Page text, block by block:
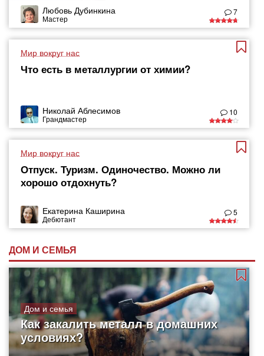
Любовь Дубинкина
Мастер
7
Мир вокруг нас
Что есть в металлургии от химии?
Николай Аблесимов
Грандмастер
10
Мир вокруг нас
Отпуск. Туризм. Одиночество. Можно ли
хорошо отдохнуть?
Екатерина Каширина
Дебютант
5
ДОМ И СЕМЬЯ
Дом и семья
Как закалить металл в домашних
условиях?